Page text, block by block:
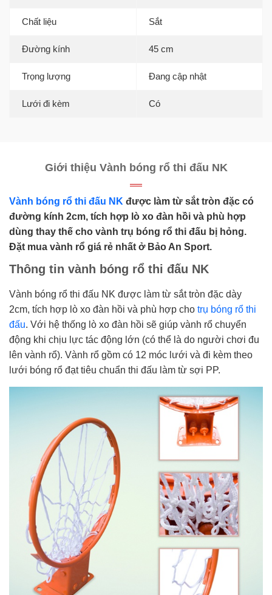
Chất liệu Sắt
Đường kính 45 cm
Trọng lượng Đang cập nhật
Lưới đi kèm Có
Giới thiệu Vành bóng rổ thi đấu NK
Vành bóng rổ thi đấu NK được làm từ sắt tròn đặc có
đường kính 2cm, tích hợp lò xo đàn hồi và phù hợp
dùng thay thế cho vành trụ bóng rổ thi đấu bị hỏng.
Đặt mua vành rổ giá rẻ nhất ở Bảo An Sport.
Thông tin vành bóng rổ thi đấu NK
Vành bóng rổ thi đấu NK được làm từ sắt tròn đặc dày
2cm, tích hợp lò xo đàn hồi và phù hợp cho trụ bóng rổ thi
đấu. Với hệ thống lò xo đàn hồi sẽ giúp vành rổ chuyển
động khi chịu lực tác động lớn (có thể là do người chơi đu
lên vành rổ). Vành rổ gồm có 12 móc lưới và đi kèm theo
lưới bóng rổ đạt tiêu chuẩn thi đấu làm từ sợi PP.